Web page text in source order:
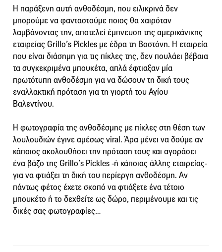
Η παράξενη αυτή ανθοδέσμη, που ειλικρινά δεν
μπορούμε να φανταστούμε ποιος θα χαιρόταν
λαμβάνοντας την, αποτελεί έμπνευση της αμερικάνικης
εταιρείας Grillo’s Pickles με έδρα τη Βοστόνη. Η εταιρεία
που είναι διάσημη για τις πίκλες της, δεν πουλάει βέβαια
τα συγκεκριμένα μπουκέτα, απλά έφτιαξαν μία
πρωτότυπη ανθοδέσμη για να δώσουν τη δική τους
εναλλακτική πρόταση για τη γιορτή του Αγίου
Βαλεντίνου.
Η φωτογραφία της ανθοδέσμης με πίκλες στη θέση των
λουλουδιών έγινε αμέσως viral. Άρα μένει να δούμε αν
κάποιος ακολουθήσει την πρόταση τους και αγοράσει
ένα βάζο της Grillo’s Pickles -ή κάποιας άλλης εταιρείας-
για να φτιάξει τη δική του περίεργη ανθοδέσμη. Αν
πάντως φέτος έχετε σκοπό να φτιάξετε ένα τέτοιο
μπουκέτο ή το δεχθείτε ως δώρο, περιμένουμε και τις
δικές σας φωτογραφίες…